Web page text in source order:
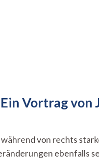
Vortrag von
von rechts
ebenfalls